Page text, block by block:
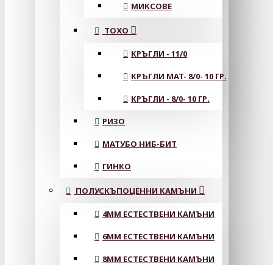
МИКСОВЕ
ТОХО
КРЪГЛИ - 11/0
КРЪГЛИ MAT- 8/0- 10 ГР.
КРЪГЛИ - 8/0- 10 ГР.
РИЗО
МАТУБО НИБ-БИТ
ГИНКО
ПОЛУСКЪПОЦЕННИ КАМЪНИ
4MM ЕСТЕСТВЕНИ КАМЪНИ
6MM ЕСТЕСТВЕНИ КАМЪНИ
8MM ЕСТЕСТВЕНИ КАМЪНИ